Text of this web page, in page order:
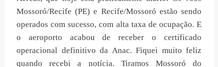
Mossoró/Recife (PE) e Recife/Mossoró estão sendo
operados com sucesso, com alta taxa de ocupação. E
o aeroporto acabou de receber o certificado
operacional definitivo da Anac. Fiquei muito feliz
quando recebi a notícia. Tiramos Mossoró do